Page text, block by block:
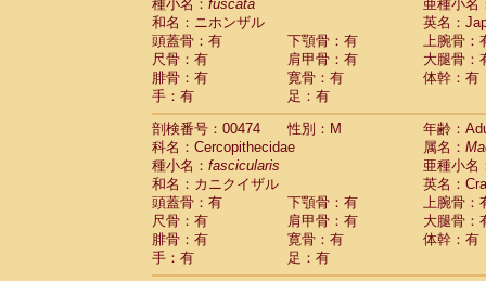
種小名： fuscata
亜種小名
和名：ニホンザル
英名：
頭蓋骨：有
下顎骨：有
上腕骨：
尺骨：有
肩甲骨：有
大腿骨：
腓骨：有
寛骨：有
体幹：有
手：有
足：有
剖検番号：00474
性別：M
年齢：
科名：Cercopithecidae
属名：
種小名： fascicularis
亜種小名
和名：カニクイザル
英名：
頭蓋骨：有
下顎骨：有
上腕骨：
尺骨：有
肩甲骨：有
大腿骨：
腓骨：有
寛骨：有
体幹：有
手：有
足：有